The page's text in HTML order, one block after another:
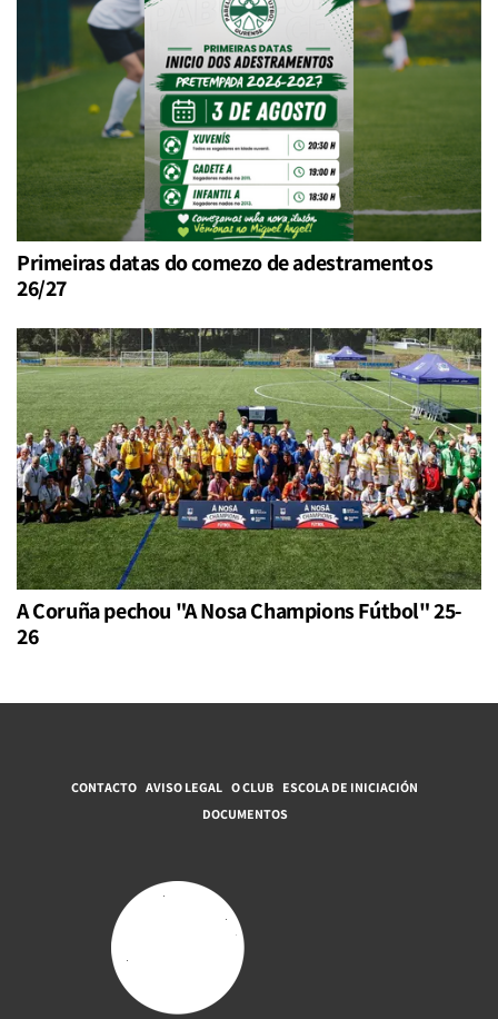
Primeiras datas do comezo de adestramentos
26/27
A Coruña pechou "A Nosa Champions Fútbol" 25-
26
CONTACTO AVISO LEGAL O CLUB ESCOLA DE INICIACIÓN
DOCUMENTOS